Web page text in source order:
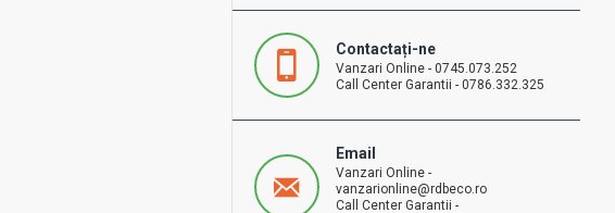
Contactați-ne
Vanzari Online - 0745.073.252
Call Center Garantii - 0786.332.325
Email
Vanzari Online -
vanzarionline@rdbeco.ro
Call Center Garantii -